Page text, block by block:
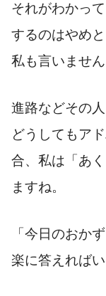
それがわかっ
するのはやめ
私も言いません
進路などその
どうしてもア
合、私は「あ
ますね。
「今日のおか
楽に答えれば